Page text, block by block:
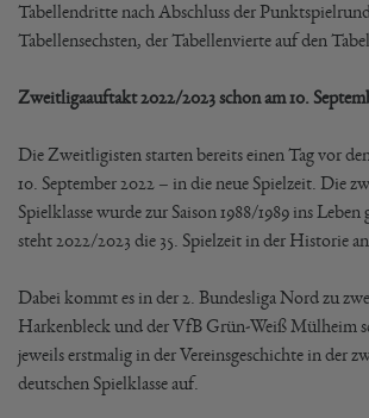
Tabellendritte nach Abschluss der
Tabellensechsten, der Tabellenvierte auf den
Zweitligaauftakt 2022/2023 schon am 10.
Die Zweitligisten starten bereits einen Tag vor
10. September 2022 – in die neue Spielzeit. Die
Spielklasse wurde zur Saison 1988/1989 ins
steht 2022/2023 die 35. Spielzeit in der Historie an.
Dabei kommt es in der 2. Bundesliga Nord zu
Harkenbleck und der VfB Grün-Weiß Mülheim
jeweils erstmalig in der Vereinsgeschichte in der
deutschen Spielklasse auf.